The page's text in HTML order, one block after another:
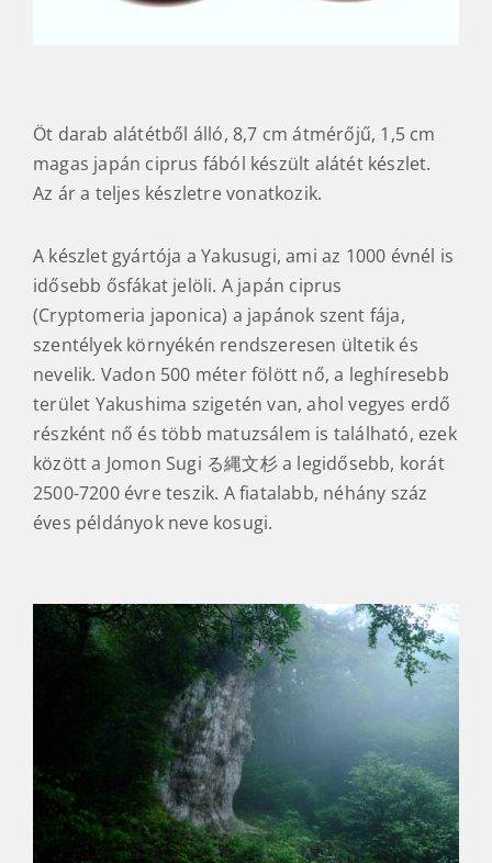
Öt darab alátétből álló, 8,7 cm átmérőjű, 1,5 cm
magas japán ciprus fából készült alátét készlet.
Az ár a teljes készletre vonatkozik.
A készlet gyártója a Yakusugi, ami az 1000 évnél is
idősebb ősfákat jelöli. A japán ciprus
(Cryptomeria japonica) a japánok szent fája,
szentélyek környékén rendszeresen ültetik és
nevelik. Vadon 500 méter fölött nő, a leghíresebb
terület Yakushima szigetén van, ahol vegyes erdő
részként nő és több matuzsálem is található, ezek
között a Jomon Sugi る縄文杉 a legidősebb, korát
2500-7200 évre teszik. A fiatalabb, néhány száz
éves példányok neve kosugi.